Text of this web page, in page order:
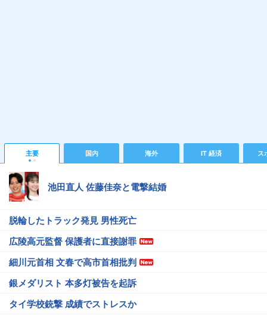
主要 国内 海外 IT 経済 ス
池田直人 佐藤佳奈と電撃結婚
脱輪したトラック発見 男性死亡
広陵高元監督 保護者に直接謝罪
細川元首相 文春で高市首相批判
銀メダリスト 本多灯被告を起訴
タイ学校銃撃 成績でストレスか